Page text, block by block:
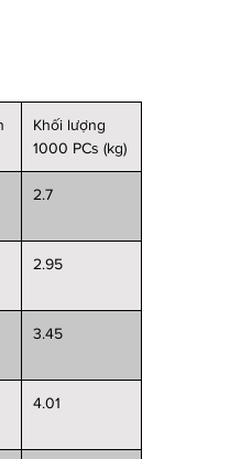
Khối lượng
1000 PCs (kg)
2.7
2.95
3.45
4.01